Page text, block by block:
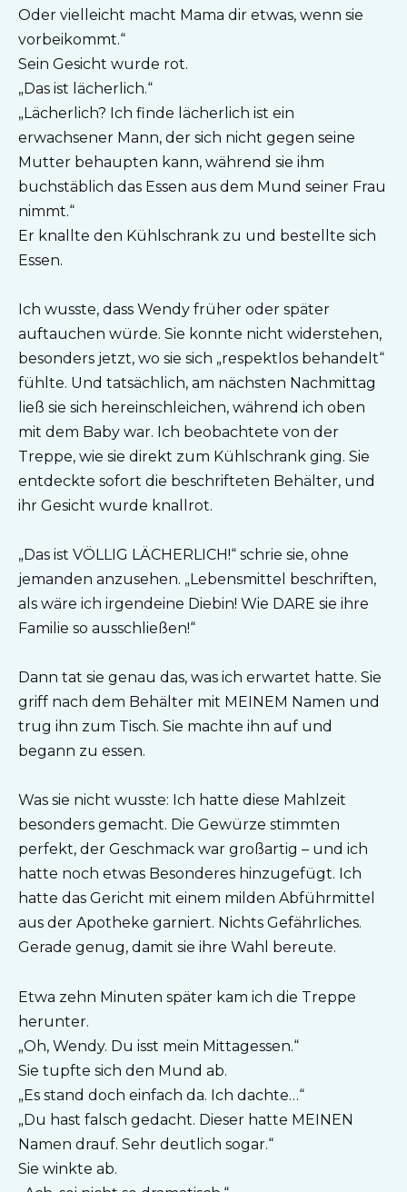
Oder vielleicht macht Mama dir etwas, wenn sie
vorbeikommt.“
Sein Gesicht wurde rot.
„Das ist lächerlich.“
„Lächerlich? Ich finde lächerlich ist ein
erwachsener Mann, der sich nicht gegen seine
Mutter behaupten kann, während sie ihm
buchstäblich das Essen aus dem Mund seiner Frau
nimmt.“
Er knallte den Kühlschrank zu und bestellte sich
Essen.
Ich wusste, dass Wendy früher oder später
auftauchen würde. Sie konnte nicht widerstehen,
besonders jetzt, wo sie sich „respektlos behandelt“
fühlte. Und tatsächlich, am nächsten Nachmittag
ließ sie sich hereinschleichen, während ich oben
mit dem Baby war. Ich beobachtete von der
Treppe, wie sie direkt zum Kühlschrank ging. Sie
entdeckte sofort die beschrifteten Behälter, und
ihr Gesicht wurde knallrot.
„Das ist VÖLLIG LÄCHERLICH!“ schrie sie, ohne
jemanden anzusehen. „Lebensmittel beschriften,
als wäre ich irgendeine Diebin! Wie DARE sie ihre
Familie so ausschließen!“
Dann tat sie genau das, was ich erwartet hatte. Sie
griff nach dem Behälter mit MEINEM Namen und
trug ihn zum Tisch. Sie machte ihn auf und
begann zu essen.
Was sie nicht wusste: Ich hatte diese Mahlzeit
besonders gemacht. Die Gewürze stimmten
perfekt, der Geschmack war großartig – und ich
hatte noch etwas Besonderes hinzugefügt. Ich
hatte das Gericht mit einem milden Abführmittel
aus der Apotheke garniert. Nichts Gefährliches.
Gerade genug, damit sie ihre Wahl bereute.
Etwa zehn Minuten später kam ich die Treppe
herunter.
„Oh, Wendy. Du isst mein Mittagessen.“
Sie tupfte sich den Mund ab.
„Es stand doch einfach da. Ich dachte…“
„Du hast falsch gedacht. Dieser hatte MEINEN
Namen drauf. Sehr deutlich sogar.“
Sie winkte ab.